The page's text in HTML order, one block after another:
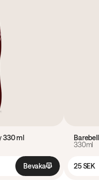
330 ml
Bevaka
330ml
25 SEK